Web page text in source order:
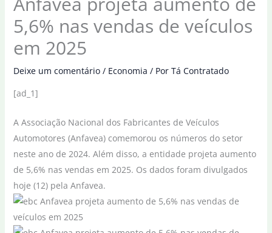
5,6% nas vendas de veículos
em 2025
Deixe um comentário / Economia / Por Tá Contratado
[ad_1]
A Associação Nacional dos Fabricantes de Veículos
Automotores (Anfavea) comemorou os números do setor
neste ano de 2024. Além disso, a entidade projeta aumento
de 5,6% nas vendas em 2025. Os dados foram divulgados
hoje (12) pela Anfavea.